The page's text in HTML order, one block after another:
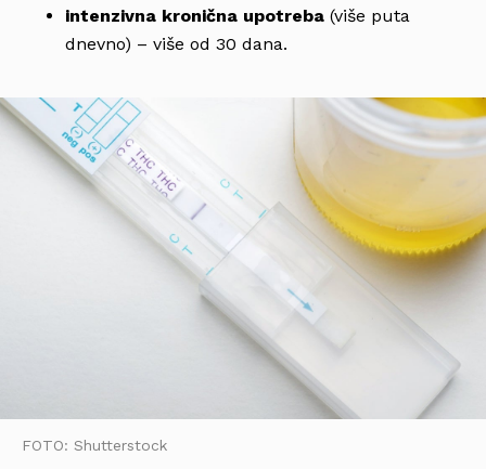
intenzivna kronična upotreba (više puta
dnevno) – više od 30 dana.
FOTO: Shutterstock